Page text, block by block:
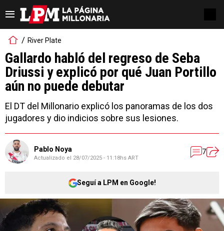
River Plate
Gallardo habló del regreso de Seba
Driussi y explicó por qué Juan Portillo
aún no puede debutar
El DT del Millonario explicó los panoramas de los dos
jugadores y dio indicios sobre sus lesiones.
Pablo Noya
Actualizado el 28/07/2025 - 11:18hs ART
7
Seguí a LPM en Google!